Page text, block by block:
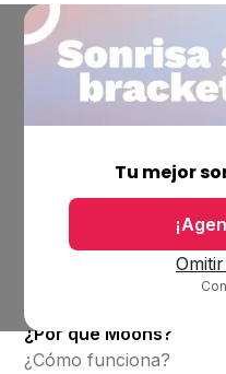
Tu mejor
Ubicaciones
¿Por qué Moons?
¿Cómo funciona?